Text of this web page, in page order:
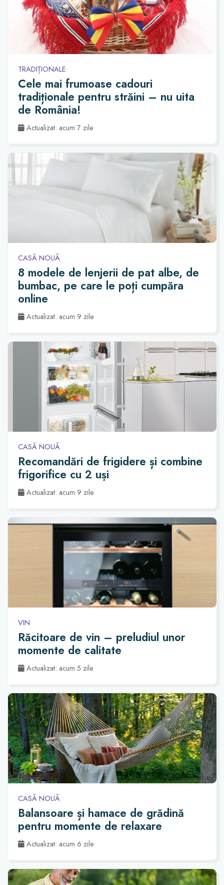
TRADIȚIONALE
Cele mai frumoase cadouri
tradiționale pentru străini – nu uita
de România!
Actualizat: acum 7 zile
CASĂ NOUĂ
8 modele de lenjerii de pat albe, de
bumbac, pe care le poți cumpăra
online
Actualizat: acum 9 zile
CASĂ NOUĂ
Recomandări de frigidere și combine
frigorifice cu 2 uși
Actualizat: acum 9 zile
VIN
Răcitoare de vin – preludiul unor
momente de calitate
Actualizat: acum 5 zile
CASĂ NOUĂ
Balansoare și hamace de grădină
pentru momente de relaxare
Actualizat: acum 6 zile